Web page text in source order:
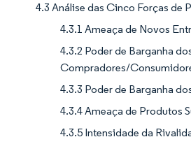
4.3 Análise das Cinco Forças de
4.3.1 Ameaça de Novos
4.3.2 Poder de Barganha
Compradores/
4.3.3 Poder de Barganha
4.3.4 Ameaça de Produtos
4.3.5 Intensidade da